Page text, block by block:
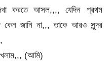
করতে আসল,,,, যেদিন প্রথম
কেন জানি না,,, তাকে আরও সুন্দর
(আমি)